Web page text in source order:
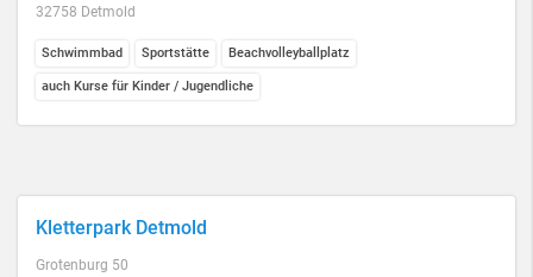
32758 Detmold
Schwimmbad Sportstätte Beachvolleyballplatz
auch Kurse für Kinder / Jugendliche
Kletterpark Detmold
Grotenburg 50